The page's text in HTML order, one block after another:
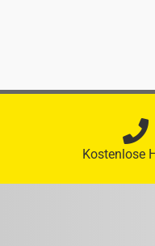
Kostenlose